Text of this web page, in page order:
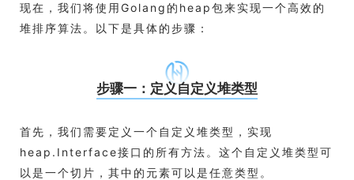
现在，我们将使用Golang的heap包来实现一个高效的
堆排序算法。以下是具体的步骤：
步骤一：定义自定义堆类型
首先，我们需要定义一个自定义堆类型，实现
heap.Interface接口的所有方法。这个自定义堆类型可
以是一个切片，其中的元素可以是任意类型。